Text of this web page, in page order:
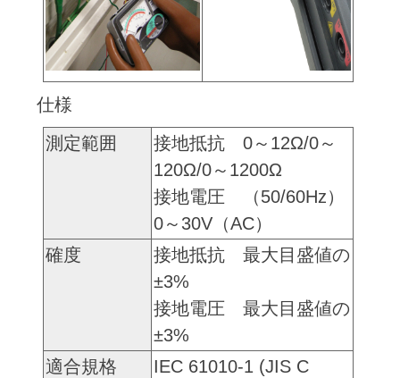
仕様
測定範囲
接地抵抗 0～12Ω/0～
120Ω/0～1200Ω
接地電圧 （50/60Hz）
0～30V（AC）
確度
接地抵抗 最大目盛値の
±3%
接地電圧 最大目盛値の
±3%
適合規格
IEC 61010-1 (JIS C